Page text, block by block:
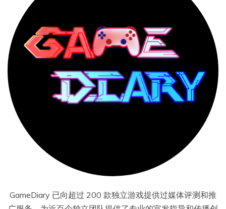
GameDiary 已向超过 200 款独立游戏提供过媒体评测和推